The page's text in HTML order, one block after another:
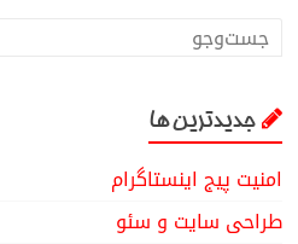
جدیدترین ها
امنیت پیج اینستاگرام
طراحی سایت و سئو